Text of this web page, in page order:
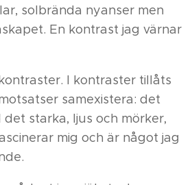
solbrända nyanser men
En kontrast jag värnar
I kontraster tillåts
samexistera: det
starka, ljus och mörker,
mig och är något jag